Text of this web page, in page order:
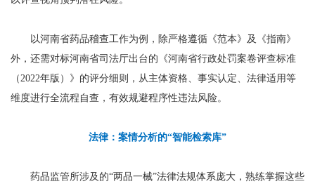
以河南省药品稽查工作为例，除严格遵循《范本》及《指南》
外，还需对标河南省司法厅出台的《河南省行政处罚案卷评查标准
（2022年版）》的评分细则，从主体资格、事实认定、法律适用等
维度进行全流程自查，有效规避程序性违法风险。
法律：案情分析的“智能检索库”
药品监管所涉及的“两品一械”法律法规体系庞大，熟练掌握这些